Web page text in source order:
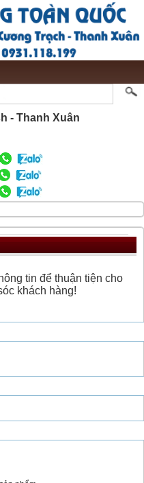
- Thanh Xuân
tin để thuận tiện cho
khách hàng!